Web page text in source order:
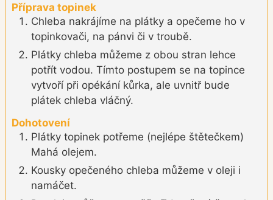
Příprava topinek
Chleba nakrájíme na plátky a opečeme ho v
topinkovači, na pánvi či v troubě.
Plátky chleba můžeme z obou stran lehce
potřít vodou. Tímto postupem se na topince
vytvoří při opékání kůrka, ale uvnitř bude
plátek chleba vláčný.
Dohotovení
Plátky topinek potřeme (nejlépe štětečkem)
Mahá olejem.
Kousky opečeného chleba můžeme v oleji i
namáčet.